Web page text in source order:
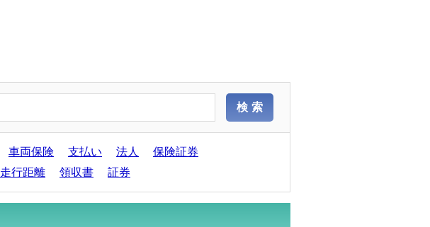
車両保険 支払い 法人
保険証券
走行距離 領収書 証券